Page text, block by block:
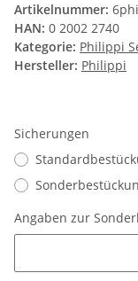
Artikelnummer:
HAN: 0 2002 2740
Kategorie: Philippi
Hersteller: Philippi
Sicherungen
Angaben zur